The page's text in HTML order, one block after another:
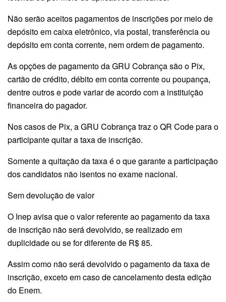
Não serão aceitos pagamentos de inscrições por meio de
depósito em caixa eletrônico, via postal, transferência ou
depósito em conta corrente, nem ordem de pagamento.
As opções de pagamento da GRU Cobrança são o Pix,
cartão de crédito, débito em conta corrente ou poupança,
dentre outros e pode variar de acordo com a instituição
financeira do pagador.
Nos casos de Pix, a GRU Cobrança traz o QR Code para o
participante quitar a taxa de inscrição.
Somente a quitação da taxa é o que garante a participação
dos candidatos não isentos no exame nacional.
Sem devolução de valor
O Inep avisa que o valor referente ao pagamento da taxa
de inscrição não será devolvido, se realizado em
duplicidade ou se for diferente de R$ 85.
Assim como não será devolvido o pagamento da taxa de
inscrição, exceto em caso de cancelamento desta edição
do Enem.